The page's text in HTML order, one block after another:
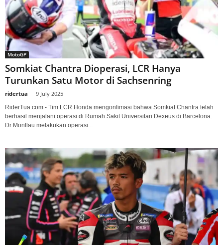
MotoGP
Somkiat Chantra Dioperasi, LCR Hanya
Turunkan Satu Motor di Sachsenring
ridertua 9 July 2025
RiderTua.com - Tim LCR Honda mengonfimasi bahwa Somkiat Chantra telah
berhasil menjalani operasi di Rumah Sakit Universitari Dexeus di Barcelona.
Dr Monllau melakukan operasi...